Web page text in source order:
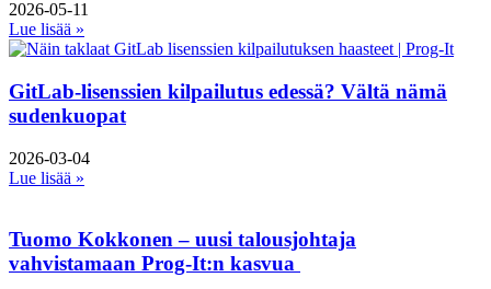
2026-05-11
Lue lisää »
GitLab-lisenssien kilpailutus edessä? Vältä nämä
sudenkuopat
2026-03-04
Lue lisää »
Tuomo Kokkonen – uusi talousjohtaja
vahvistamaan Prog-It:n kasvua